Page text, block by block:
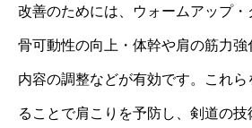
改善のためには、ウォームアップ・
骨可動性の向上・体幹や肩の筋力
内容の調整などが有効です。これ
ることで肩こりを予防し、剣道の